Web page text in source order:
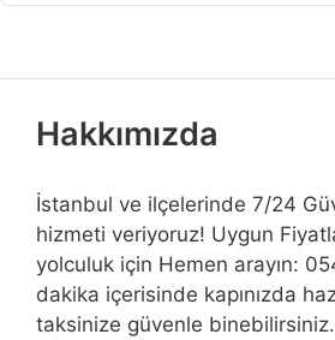
Hakkımızda
İstanbul ve ilçelerinde 7/24
hizmeti veriyoruz! Uygun
yolculuk için Hemen arayın:
dakika içerisinde kapınızda
taksinize güvenle binebilirsiniz.